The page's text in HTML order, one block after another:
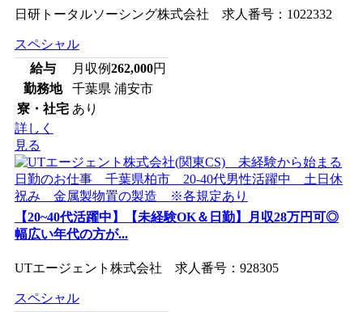
日研トータルソーシング株式会社 求人番号：1022332
スペシャル
給与
月収例262,000円
勤務地
千葉県 浦安市
寮・社宅 あり
詳しく
見る
【20~40代活躍中】【未経験OK＆日勤】月収28万円可◎
幅広い年代の方が...
UTエージェント株式会社 求人番号：928305
スペシャル